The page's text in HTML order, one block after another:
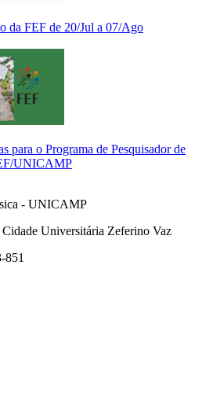
da FEF de 20/Jul a 07/Ago
para o Programa de Pesquisador de
UNICAMP
- UNICAMP
Universitária Zeferino Vaz
851